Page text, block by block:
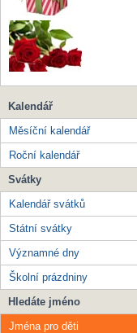
Kalendář
Měsíční kalendář
Roční kalendář
Svátky
Kalendář svátků
Státní svátky
Významné dny
Školní prázdniny
Hledáte jméno
Jména pro děti